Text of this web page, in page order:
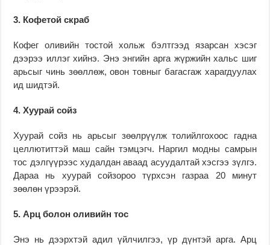
3. Кофетой скраб
Кофег оливийн тостой хольж бэлтгээд язарсан хэсэг
дээрээ иллэг хийнэ. Энэ энгийн арга жүржийн хальс шиг
арьсыг чинь зөөллөж, овон товныг багасгаж харагдуулах
ид шидтэй.
4. Хуурай сойз
Хуурай сойз нь арьсыг зөөлрүүлж толийлгохоос гадна
целлютиттэй маш сайн тэмцэгч. Наргил модны самрын
тос дэлгүүрээс худалдан аваад асуудалтай хэсгээ зүлгэ.
Дараа нь хуурай сойзороо түрхсэн газраа 20 минут
зөөлөн үрээрэй.
5. Арц болон оливийн тос
Энэ нь дээрхтэй адил үйлчилгээ, үр дүнтэй арга. Арц